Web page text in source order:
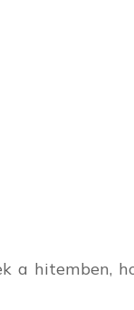
a hitemben,